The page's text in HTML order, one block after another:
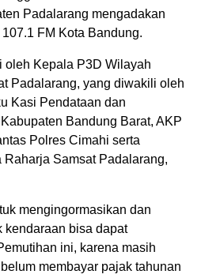
Padalarang mengadakan
FM Kota Bandung.
oleh Kepala P3D Wilayah
Padalarang, yang diwakili oleh
Kasi Pendataan dan
Bandung Barat, AKP
Polres Cimahi serta
Samsat Padalarang,
mengingormasikan dan
kendaraan bisa dapat
ini, karena masih
membayar pajak tahunan